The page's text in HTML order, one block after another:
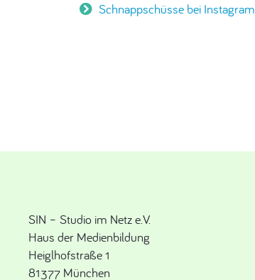
Schnappschüsse bei Instagram
SIN – Studio im Netz e.V.
Haus der Medienbildung
Heiglhofstraße 1
81377 München